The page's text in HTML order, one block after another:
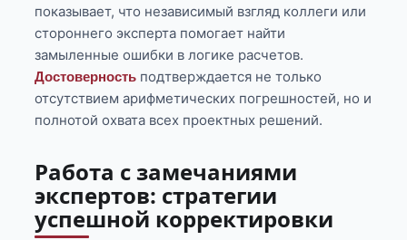
показывает, что независимый взгляд коллеги или
стороннего эксперта помогает найти
замыленные ошибки в логике расчетов.
Достоверность подтверждается не только
отсутствием арифметических погрешностей, но и
полнотой охвата всех проектных решений.
Работа с замечаниями
экспертов: стратегии
успешной корректировки